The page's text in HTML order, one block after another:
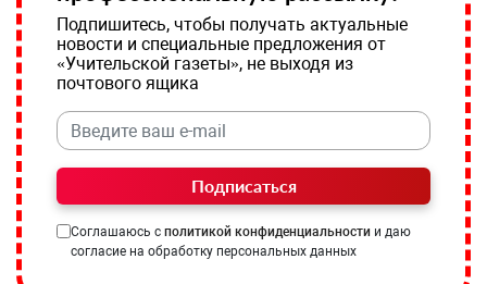
Подпишитесь, чтобы получать актуальные
новости и специальные предложения от
«Учительской газеты», не выходя из
почтового ящика
Подписаться
Соглашаюсь с политикой конфиденциальности и даю
согласие на обработку персональных данных